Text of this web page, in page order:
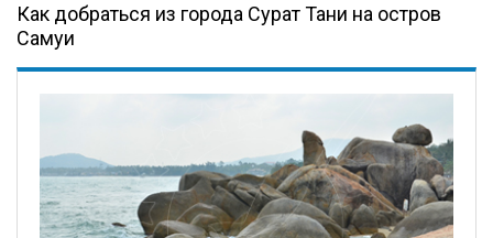
Как добраться из города Сурат Тани на остров
Самуи